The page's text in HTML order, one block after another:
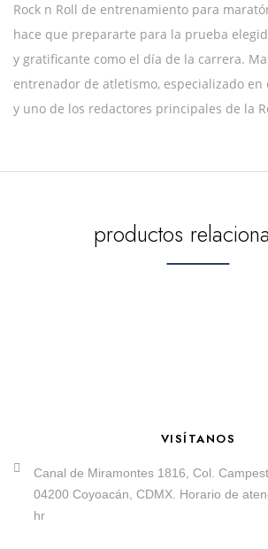
Rock n Roll de entrenamiento para
hace que prepararte para la prueba
y gratificante como el día de la carrera.
entrenador de atletismo, especializado en
y uno de los redactores principales de la
productos
VISÍTANOS
Canal de Miramontes 1816, Col.
04200 Coyoacán, CDMX. Horario de
hr